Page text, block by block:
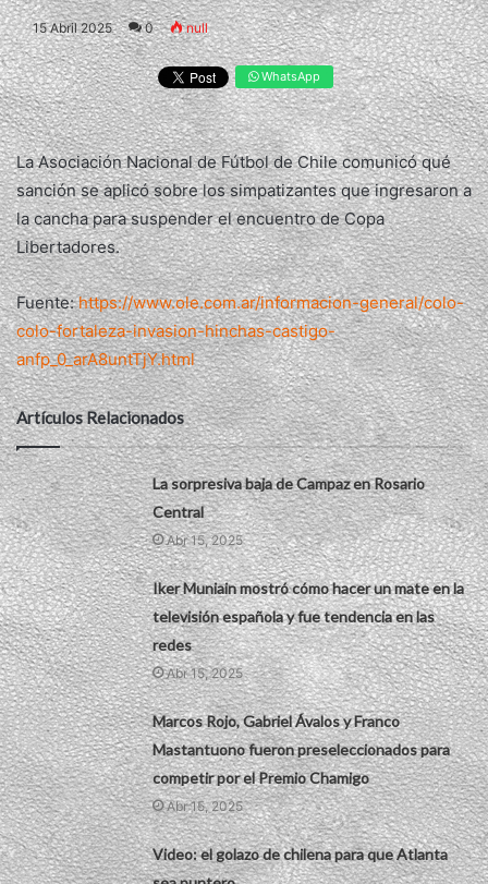
15 Abril 2025 0 null
WhatsApp
La Asociación Nacional de Fútbol de Chile comunicó qué
sanción se aplicó sobre los simpatizantes que ingresaron a
la cancha para suspender el encuentro de Copa
Libertadores.
Fuente:https://www.ole.com.ar/informacion-general/colo-
colo-fortaleza-invasion-hinchas-castigo-
anfp_0_arA8untTjY.html
Artículos Relacionados
La sorpresiva baja de Campaz en Rosario
Central
Abr 15, 2025
Iker Muniain mostró cómo hacer un mate en la
televisión española y fue tendencia en las
redes
Abr 15, 2025
Marcos Rojo, Gabriel Ávalos y Franco
Mastantuono fueron preseleccionados para
competir por el Premio Chamigo
Abr 15, 2025
Video: el golazo de chilena para que Atlanta